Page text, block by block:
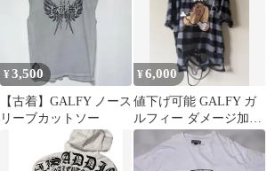
¥3,500
【古着】GALFY ノース
リーブカットソー
¥6,000
値下げ可能 GALFY ガ
ルフィー ダメージ加工
Tシャツ 中型犬 Lサイ
ズ